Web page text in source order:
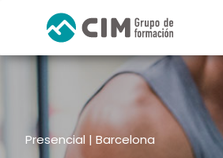
Presencial | Barcelona